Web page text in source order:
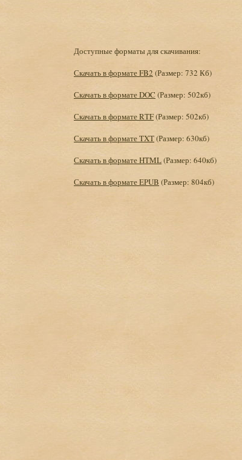
Доступные форматы для скачивания:
Скачать в формате FB2 (Размер: 732 Кб)
Скачать в формате DOC (Размер: 502кб)
Скачать в формате RTF(Размер: 502кб)
Скачать в формате TXT(Размер: 630кб)
Скачать в формате HTML(Размер: 640кб)
Скачать в формате EPUB (Размер: 804кб)